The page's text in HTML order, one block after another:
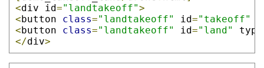
<div id="landtakeoff">
<button class="landtakeoff" id="takeoff"
<button class="landtakeoff" id="land" type
</div>